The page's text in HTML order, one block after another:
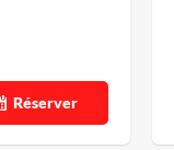
Réserver